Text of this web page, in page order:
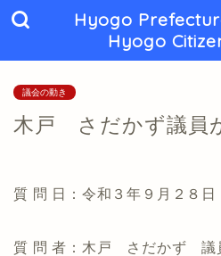
Hyogo
Hyogo
議会の動き
木戸 さだかず議員
質 問 日：令和３年９月２８日
質 問 者：木戸 さだかず 議